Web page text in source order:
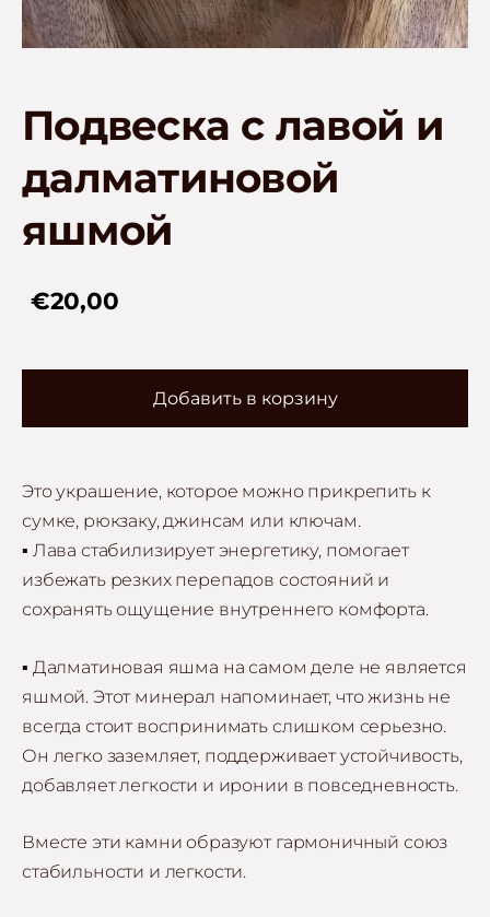
Подвеска с лавой и
далматиновой
яшмой
€20,00
Добавить в корзину
Это украшение, которое можно прикрепить к
сумке, рюкзаку, джинсам или ключам.
▪ Лава стабилизирует энергетику, помогает
избежать резких перепадов состояний и
сохранять ощущение внутреннего комфорта.
▪ Далматиновая яшма на самом деле не является
яшмой. Этот минерал напоминает, что жизнь не
всегда стоит воспринимать слишком серьезно.
Он легко заземляет, поддерживает устойчивость,
добавляет легкости и иронии в повседневность.
Вместе эти камни образуют гармоничный союз
стабильности и легкости.